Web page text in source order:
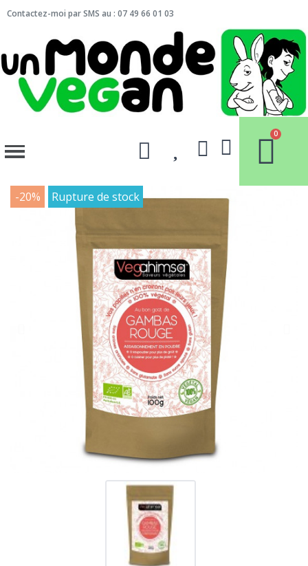
Contactez-moi par SMS au : 07 49 66 01 03
-20% Rupture de stock